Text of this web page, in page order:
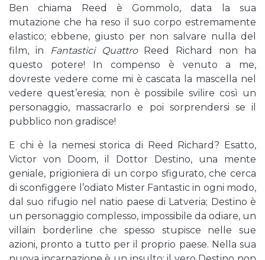
Ben chiama Reed è Gommolo, data la sua
mutazione che ha reso il suo corpo estremamente
elastico; ebbene, giusto per non salvare nulla del
film, in
Fantastici QuattroReed Richard non ha
questo potere! In compenso è venuto a me,
dovreste vedere come mi è cascata la mascella nel
vedere quest’eresia; non è possibile svilire così un
personaggio, massacrarlo e poi sorprendersi se il
pubblico non gradisce!
E chi è la nemesi storica di Reed Richard? Esatto,
Victor von Doom, il Dottor Destino, una mente
geniale, prigioniera di un corpo sfigurato, che cerca
di sconfiggere l’odiato Mister Fantastic in ogni modo,
dal suo rifugio nel natio paese di Latveria; Destino è
un personaggio complesso, impossibile da odiare, un
villain borderline che spesso stupisce nelle sue
azioni, pronto a tutto per il proprio paese. Nella sua